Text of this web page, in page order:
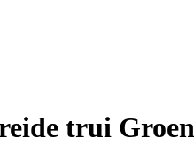
trui Groen